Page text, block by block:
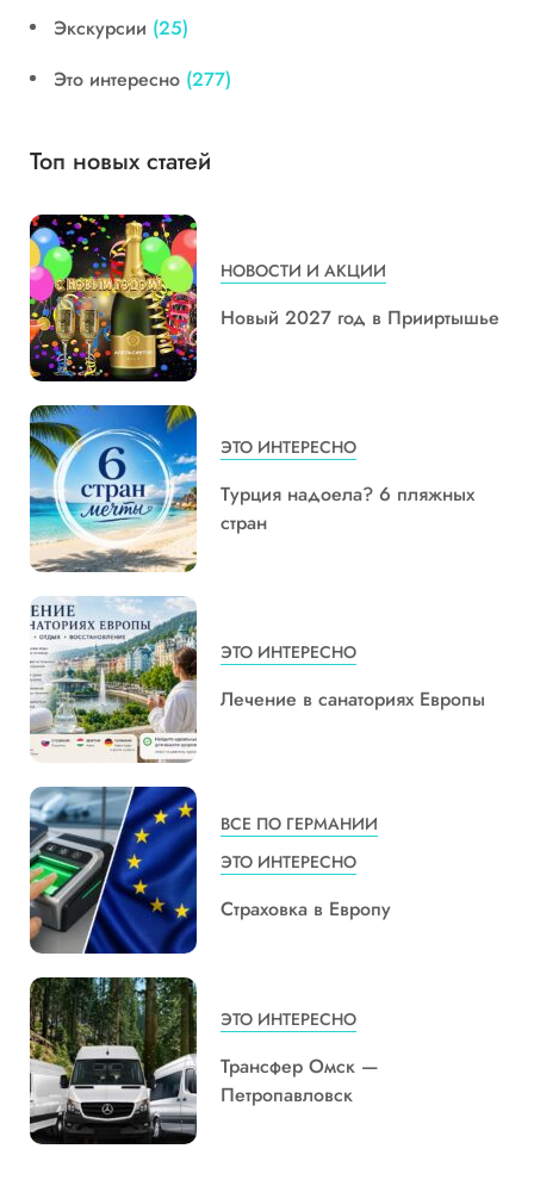
Экскурсии (25)
Это интересно (277)
Топ новых статей
НОВОСТИ И АКЦИИ
Новый 2027 год в Прииртышье
ЭТО ИНТЕРЕСНО
Турция надоела? 6 пляжных
стран
ЭТО ИНТЕРЕСНО
Лечение в санаториях Европы
ВСЕ ПО ГЕРМАНИИ
ЭТО ИНТЕРЕСНО
Страховка в Европу
ЭТО ИНТЕРЕСНО
Трансфер Омск —
Петропавловск